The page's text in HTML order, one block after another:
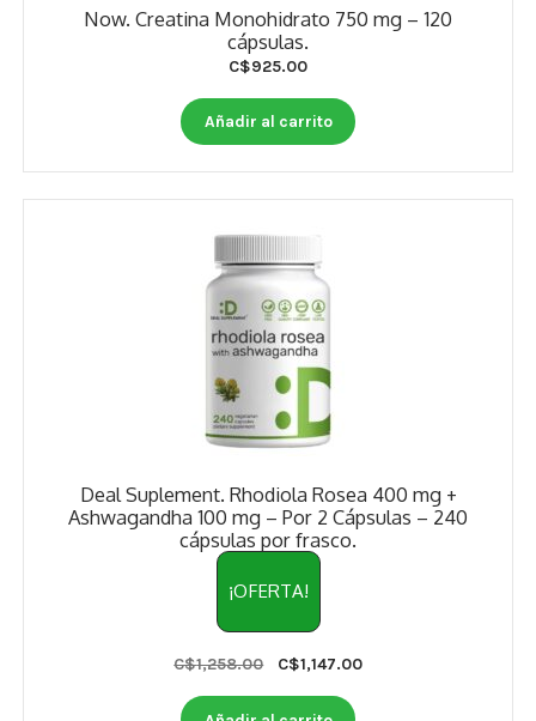
Now. Creatina Monohidrato 750 mg – 120
cápsulas.
C$925.00
Añadir al carrito
Deal Suplement. Rhodiola Rosea 400 mg +
Ashwagandha 100 mg – Por 2 Cápsulas – 240
cápsulas por frasco.
¡OFERTA!
C$1,258.00
Original
was:
C$1,147.00Current